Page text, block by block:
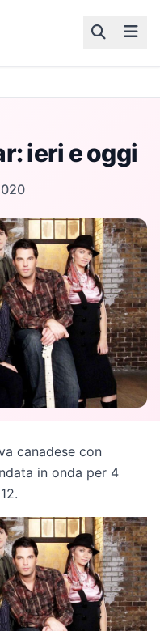
ieri e oggi
canadese con
in onda per 4